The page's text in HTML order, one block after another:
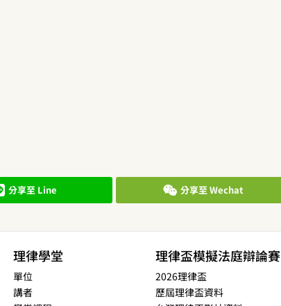
分享至 Line 分享至 Wechat
理律學堂
單位
講者
理律盃模擬法庭辯論賽
2026理律盃
歷屆理律盃資料